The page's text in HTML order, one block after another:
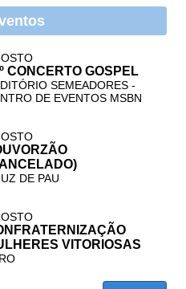
CONCERTO GOSPEL
SEMEADORES -
DE EVENTOS MSBN
DE PAU
VITORIOSAS